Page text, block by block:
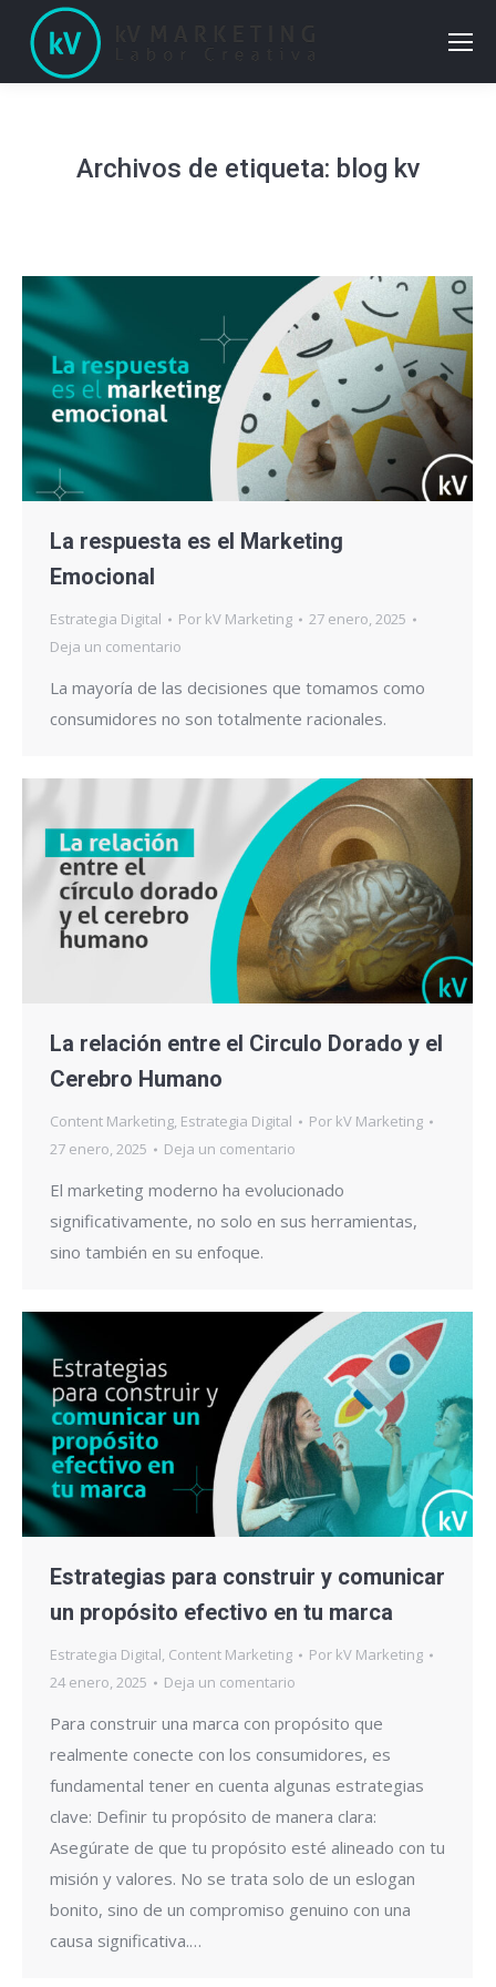
Archivos de etiqueta: blog kv
La respuesta es el Marketing
Emocional
Estrategia Digital Por kV Marketing
27 enero, 2025
Deja un comentario
La mayoría de las decisiones que tomamos como
consumidores no son totalmente racionales.
La relación entre el Circulo Dorado y el
Cerebro Humano
Content Marketing, Estrategia Digital Por kV Marketing
27 enero, 2025
Deja un comentario
El marketing moderno ha evolucionado
significativamente, no solo en sus herramientas,
sino también en su enfoque.
Estrategias para construir y comunicar
un propósito efectivo en tu marca
Estrategia Digital, Content Marketing Por kV Marketing
24 enero, 2025
Deja un comentario
Para construir una marca con propósito que
realmente conecte con los consumidores, es
fundamental tener en cuenta algunas estrategias
clave: Definir tu propósito de manera clara:
Asegúrate de que tu propósito esté alineado con tu
misión y valores. No se trata solo de un eslogan
bonito, sino de un compromiso genuino con una
causa significativa.…